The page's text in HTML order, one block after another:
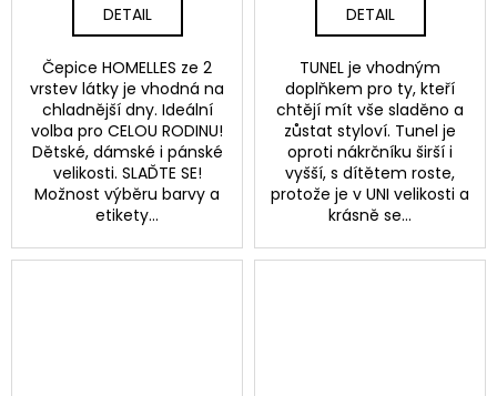
DETAIL
Čepice HOMELLES ze 2
vrstev látky je vhodná na
chladnější dny. Ideální
volba pro CELOU RODINU!
Dětské, dámské i pánské
velikosti. SLAĎTE SE!
Možnost výběru barvy a
etikety...
DETAIL
TUNEL je vhodným
doplňkem pro ty, kteří
chtějí mít vše sladěno a
zůstat styloví. Tunel je
oproti nákrčníku širší i
vyšší, s dítětem roste,
protože je v UNI velikosti a
krásně se...